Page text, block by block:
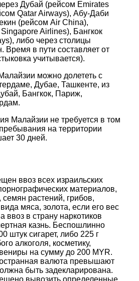
Дубай (рейсом Emirates
Qatar Airways), Абу-Даби
(рейсом Air China),
Airlines), Бангкок
либо через столицы
Время в пути составляет от
учитывается).
можно долететь с
Дубае, Ташкенте, из
Бангкок, Париж,
Малайзии не требуется в том
на территории
30 дней.
ввоз всех израильских
материалов,
растений, грибов,
мяса, золота, если его вес
ввоз в страну наркотиков
казнь. Беспошлинно
штук сигарет, либо 225 г
алкоголя, косметику,
на сумму до 200 MYR.
валюта превышают
быть задекларирована.